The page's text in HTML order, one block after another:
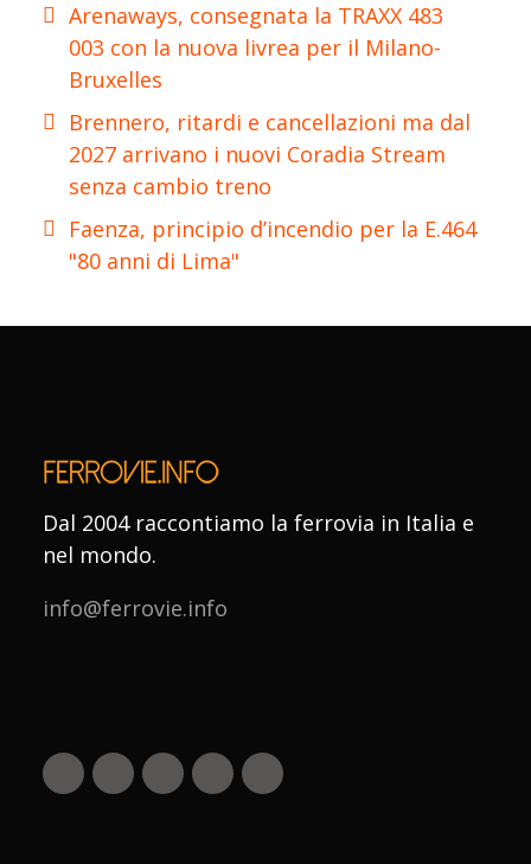
Arenaways, consegnata la TRAXX 483
003 con la nuova livrea per il Milano-
Bruxelles
Brennero, ritardi e cancellazioni ma dal
2027 arrivano i nuovi Coradia Stream
senza cambio treno
Faenza, principio d’incendio per la E.464
"80 anni di Lima"
Dal 2004 raccontiamo la ferrovia in Italia e
nel mondo.
info@ferrovie.info